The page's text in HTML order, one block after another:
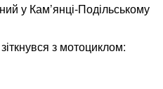
у Кам’янці-Подільському
з мотоциклом: